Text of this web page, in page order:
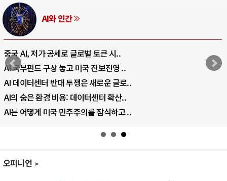
AI와 인간
중국 AI, 저가 공세로 글로벌 토큰 시..
AI 국부펀드 구상 놓고 미국 진보진영 ..
AI 데이터센터 반대 투쟁은 새로운 글로..
AI의 숨은 환경 비용: 데이터센터 확산..
AI는 어떻게 미국 민주주의를 잠식하고 ..
오피니언